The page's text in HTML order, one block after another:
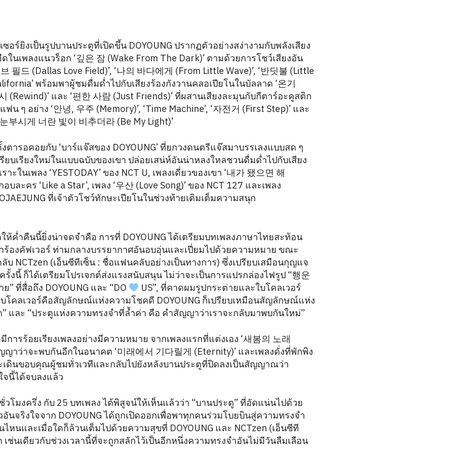
อร์ยิงเป็นรูปบานประตูที่เปิดขึ้น DOYOUNG ปรากฏตัวอย่างสง่างามกับพลังเสียง
นเพลงแนวร็อก ‘깊은 잠 (Wake From The Dark)’ ตามด้วยการโชว์เสียงอัน
필드 (Dallas Love Field)’, ‘나의 바다에게 (From Little Wave)’, ‘반딧불 (Little
พร้อมพาผู้ชมดื่มด่ำไปกับเสียงร้องกังวานคลอเปียโนในบัลลาด ‘온기
(Rewind)’ และ ‘편한 사람 (Just Friends)’ ที่ผสานเสียงละมุนกับกีตาร์อะคูสติก
น ๆ อย่าง ‘안녕, 우주 (Memory)’, ‘Time Machine’, ‘자전거 (First Step)’ และ
부시게 너란 빛이 비추더라 (Be My Light)’
ตารอคอยกับ ‘บาร์แจ๊สของ DOYOUNG’ ที่ยกวงดนตรีแจ๊สมาบรรเลงแบบสด ๆ
ยบเรียงใหม่ในแบบฉบับของเขา ปล่อยเสน่ห์อันน่าหลงใหลชวนดื่มด่ำไปกับเสียง
ในเพลง ‘YESTODAY’ ของ NCT U, เพลงเดี่ยวของเขา ‘내가 됐으면 해
บละคร ‘Like a Star’, เพลง ‘우산 (Love Song)’ ของ NCT 127 และเพลง
ที่เจ้าตัวโชว์ทักษะเปียโนในช่วงท้ายเติมเต็มความสนุก
ห้ค่ำคืนนี้ยิ่งน่าจดจำคือ การที่ DOYOUNG ได้เตรียมบทเพลงภาษาไทยสะท้อน
ร้องคัฟเวอร์ ท่ามกลางบรรยากาศอันอบอุ่นและเปี่ยมไปด้วยความหมาย ขณะ
บ NCTzen (เอ็นซีทีเซ็น : ชื่อแฟนคลับอย่างเป็นทางการ) ซึ่งเปรียบเสมือนกุญแจ
งนี้ ก็ได้เตรียมโปรเจกต์ส่งแรงสนับสนุน ไม่ว่าจะเป็นการแปรกล่องไฟรูป “행운
” ที่สื่อถึง DOYOUNG และ “DO
US”, ที่คาดผมรูปกระต่ายและใบโคลเวอร์
บโคลเวอร์คือสัญลักษณ์แห่งความโชคดี DOYOUNG ก็เปรียบเหมือนสัญลักษณ์แห่ง
และ “ประตูแห่งความทรงจำที่ล้ำค่า คือ คำสัญญาว่าเราจะกลับมาพบกันใหม่”
ารร้อยเรียงเพลงอย่างมีความหมาย จากเพลงแรกที่แต่งเอง ‘새봄의 노래
าว่าจะพบกันอีกในอนาคต ‘미래에서 기다릴게 (Eternity)’ และเพลงดั่งที่พักพิง
ะเดินขอบคุณผู้ชมทั่วเวทีและกลับไปยังหลังบานประตูที่ปิดลงเป็นสัญญาณว่า
นี้ได้จบลงแล้ว
วโมงครึ่ง กับ 25 บทเพลง ได้พิสูจน์ให้เห็นแล้วว่า “บานประตู” ที่อัดแน่นไปด้วย
อันจริงใจจาก DOYOUNG ได้ถูกเปิดออกเพื่อพาทุกคนร่วมโบยบินสู่ความทรงจำ
หนและเมื่อใดก็ล้วนเต็มไปด้วยความสุขที่ DOYOUNG และ NCTzen (เอ็นซีที
เช่นเดียวกับช่วงเวลานี้ที่จะถูกสลักไว้เป็นอีกหนึ่งความทรงจำอันไม่มีวันลืมเลือน